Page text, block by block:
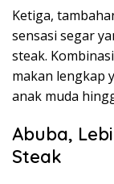
Ketiga,
sensasi segar
steak.
makan lengkap
anak muda
Abuba,
Steak